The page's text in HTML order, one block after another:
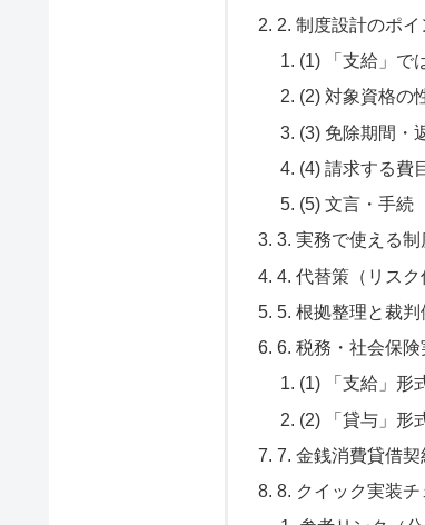
2. 制度設計のポイ
(1) 「支給」で
(2) 対象資格の
(3) 免除期間・
(4) 請求する費
(5) 文言・手続
3. 実務で使える制
4. 代替策（リスク
5. 根拠整理と裁判
6. 税務・社会保険
(1) 「支給」形
(2) 「貸与」形
7. 金銭消費貸借
8. クイック実装チ